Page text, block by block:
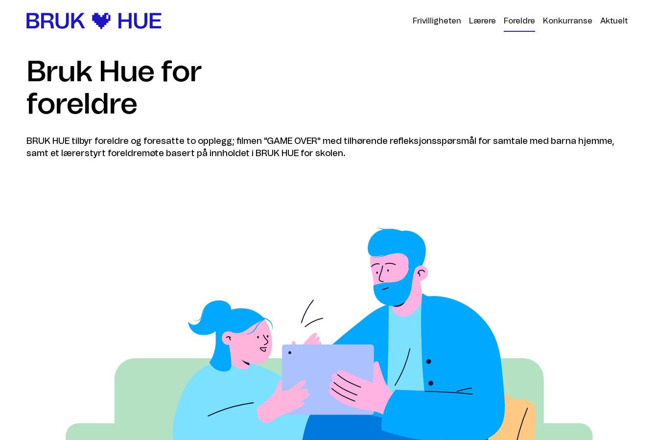
Frivilligheten Lærere Foreldre Konkurranse Aktuelt
Bruk Hue for
foreldre
BRUK HUE tilbyr foreldre og foresatte to opplegg; filmen "GAME OVER" med tilhørende refleksjonsspørsmål for samtale med barna hjemme,
samt et lærerstyrt foreldremøte basert på innholdet i BRUK HUE for skolen.